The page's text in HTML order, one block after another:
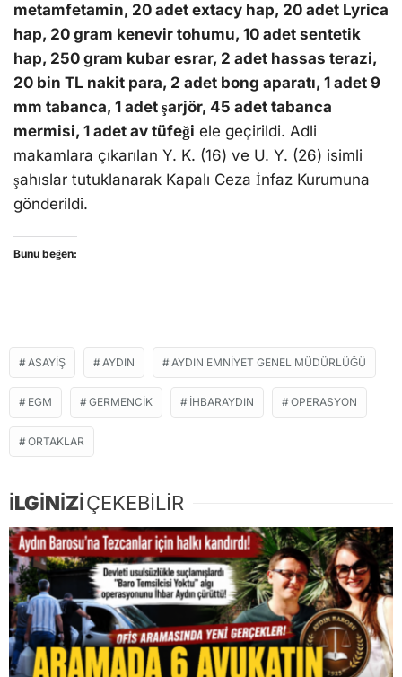
metamfetamin, 20 adet extacy hap, 20 adet Lyrica
hap, 20 gram kenevir tohumu, 10 adet sentetik
hap, 250 gram kubar esrar, 2 adet hassas terazi,
20 bin TL nakit para, 2 adet bong aparatı, 1 adet 9
mm tabanca, 1 adet şarjör, 45 adet tabanca
mermisi, 1 adet av tüfeği ele geçirildi. Adli
makamlara çıkarılan Y. K. (16) ve U. Y. (26) isimli
şahıslar tutuklanarak Kapalı Ceza İnfaz Kurumuna
gönderildi.
Bunu beğen:
ASAYIŞ AYDIN AYDIN EMNIYET GENEL MÜDÜRLÜĞÜ
EGM GERMENCIK IHBARAYDIN OPERASYON
ORTAKLAR
İLGİNİZİÇEKEBİLİR